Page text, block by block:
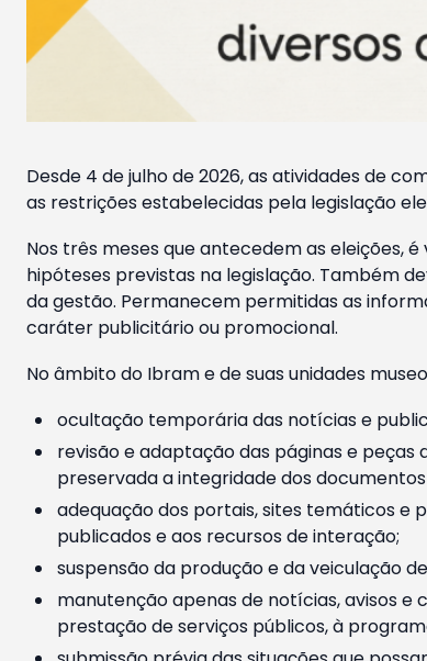
Desde 4 de julho de 2026, as atividades de
as restrições estabelecidas pela legislação
Nos três meses que antecedem as eleições,
hipóteses previstas na legislação. Também
da gestão. Permanecem permitidas as
caráter publicitário ou promocional.
No âmbito do Ibram e de suas unidades
ocultação temporária das notícias e
revisão e adaptação das páginas e
preservada a integridade dos
adequação dos portais, sites temáticos e
publicados e aos recursos de interação;
suspensão da produção e da veiculação
manutenção apenas de notícias, avisos
prestação de serviços públicos, à